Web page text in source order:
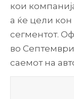
кои
а ќе цели
сегментот.
во
саемот на